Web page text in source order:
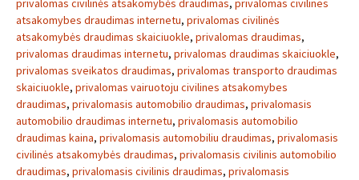
privalomas civilinės atsakomybės draudimas, privalomas civilines
atsakomybes draudimas internetu, privalomas civilinės
atsakomybės draudimas skaiciuokle, privalomas draudimas,
privalomas draudimas internetu, privalomas draudimas skaiciuokle,
privalomas sveikatos draudimas, privalomas transporto draudimas
skaiciuokle, privalomas vairuotoju civilines atsakomybes
draudimas, privalomasis automobilio draudimas, privalomasis
automobilio draudimas internetu, privalomasis automobilio
draudimas kaina, privalomasis automobiliu draudimas, privalomasis
civilinės atsakomybės draudimas, privalomasis civilinis automobilio
draudimas, privalomasis civilinis draudimas, privalomasis